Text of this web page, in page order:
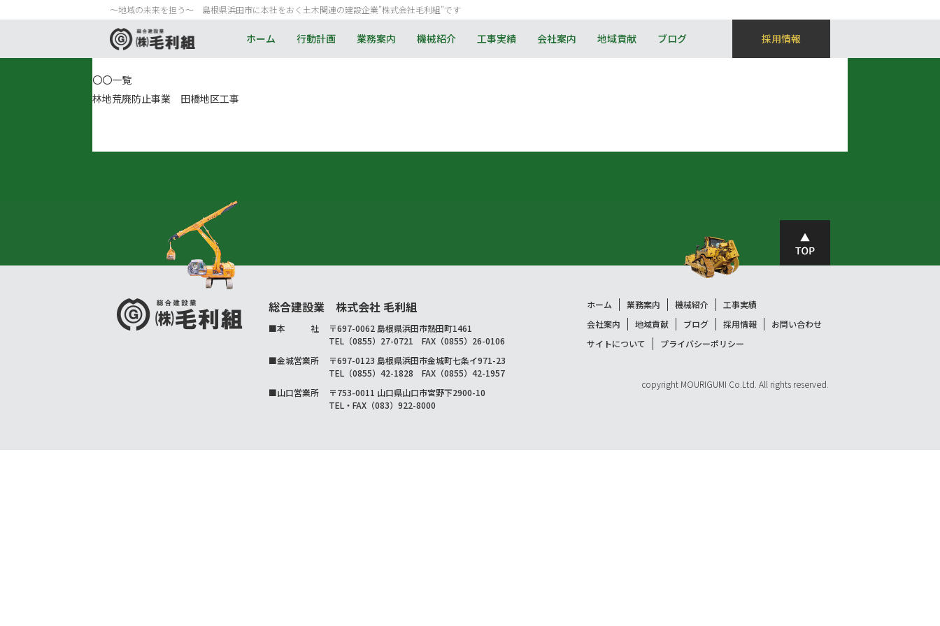
〜地域の未来を担う〜 島根県浜田市に本社をおく土木関連の建設企業”株式会社毛利組”です
ホーム 行動計画 業務案内 機械紹介 工事実績 会社案内 地域貢献 ブログ 採用情報
〇〇一覧
林地荒廃防止事業 田橋地区工事
総合建設業 株式会社 毛利組
■本 社
〒697-0062 島根県浜田市熱田町1461
TEL（0855）27-0721 FAX（0855）26-0106
■金城営業所
〒697-0123 島根県浜田市金城町七条イ971-23
TEL（0855）42-1828 FAX（0855）42-1957
■山口営業所
〒753-0011 山口県山口市宮野下2900-10
TEL・FAX（083）922-8000
ホーム 業務案内 機械紹介
工事実績
会社案内
地域貢献 ブログ 採用情報
お問い合わせ
サイトについて
プライバシーポリシー
copyright MOURIGUMI Co.Ltd. All rights reserved.